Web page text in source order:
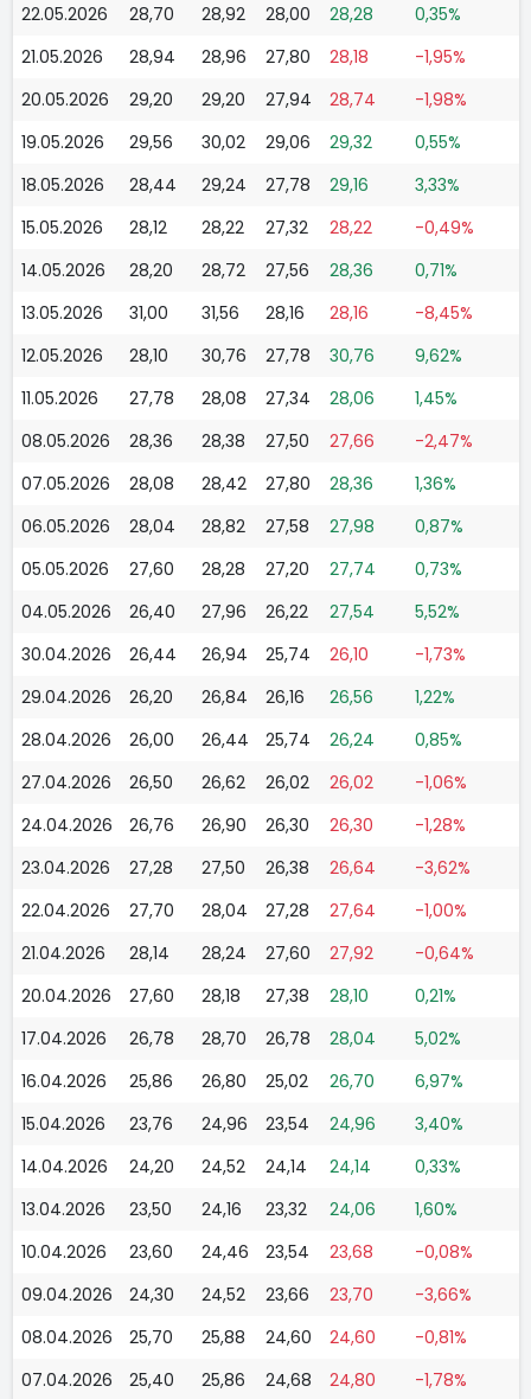
22.05.2026 28,70 28,92 28,00 28,28
0,35%
21.05.2026
28,94 28,96 27,80 28,18
-1,95%
20.05.2026
29,20 29,20 27,94 28,74
-1,98%
19.05.2026
29,56 30,02 29,06 29,32
0,55%
18.05.2026
28,44 29,24 27,78 29,16
3,33%
15.05.2026
28,12 28,22 27,32 28,22
-0,49%
14.05.2026
28,20 28,72 27,56 28,36
0,71%
13.05.2026
31,00 31,56 28,16 28,16
-8,45%
12.05.2026
28,10 30,76 27,78 30,76
9,62%
11.05.2026
27,78 28,08 27,34 28,06
1,45%
08.05.2026
28,36 28,38 27,50 27,66
-2,47%
07.05.2026
28,08 28,42 27,80 28,36
1,36%
06.05.2026
28,04 28,82 27,58 27,98
0,87%
05.05.2026
27,60 28,28 27,20 27,74
0,73%
04.05.2026
26,40 27,96 26,22 27,54
5,52%
30.04.2026
26,44 26,94 25,74 26,10
-1,73%
29.04.2026
26,20 26,84 26,16 26,56
1,22%
28.04.2026
26,00 26,44 25,74 26,24
0,85%
27.04.2026
26,50 26,62 26,02 26,02
-1,06%
24.04.2026
26,76 26,90 26,30 26,30
-1,28%
23.04.2026
27,28 27,50 26,38 26,64
-3,62%
22.04.2026
27,70 28,04 27,28 27,64
-1,00%
21.04.2026
28,14 28,24 27,60 27,92
-0,64%
20.04.2026
27,60 28,18 27,38 28,10
0,21%
17.04.2026
26,78 28,70 26,78 28,04
5,02%
16.04.2026
25,86 26,80 25,02 26,70
6,97%
15.04.2026
23,76 24,96 23,54 24,96
3,40%
14.04.2026
24,20 24,52 24,14 24,14
0,33%
13.04.2026
23,50 24,16 23,32 24,06
1,60%
10.04.2026
23,60 24,46 23,54 23,68
-0,08%
09.04.2026
24,30 24,52 23,66 23,70
-3,66%
08.04.2026
25,70 25,88 24,60 24,60
-0,81%
07.04.2026
25,40 25,86 24,68 24,80
-1,78%